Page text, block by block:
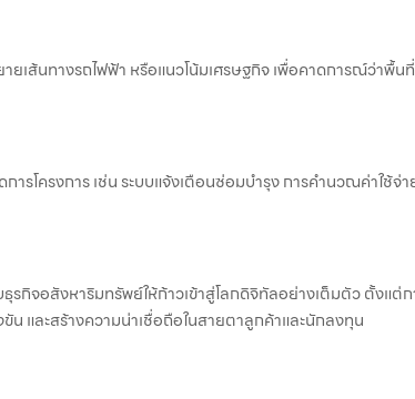
ายเส้นทางรถไฟฟ้า หรือแนวโน้มเศรษฐกิจ เพื่อคาดการณ์ว่า
รโครงการ เช่น ระบบแจ้งเตือนซ่อมบำรุง การคำนวณค่าใ
รกิจอสังหาริมทรัพย์ให้ก้าวเข้าสู่โลกดิจิทัลอย่างเต็มตัว ตั้งแ
น และสร้างความน่าเชื่อถือในสายตาลูกค้าและนักลงทุน